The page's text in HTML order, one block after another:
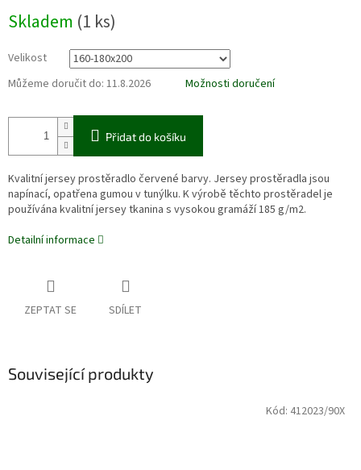
cena:
Skladem (1 ks)
Velikost
Můžeme doručit do: 11.8.2026 Možnosti doručení
Přidat do košíku
Kvalitní jersey prostěradlo červené barvy. Jersey prostěradla jsou
napínací, opatřena gumou v tunýlku. K výrobě těchto prostěradel je
používána kvalitní jersey tkanina s vysokou gramáží 185 g/m2.
Detailní informace
ZEPTAT SE SDÍLET
Související produkty
Kód: 412023/90X